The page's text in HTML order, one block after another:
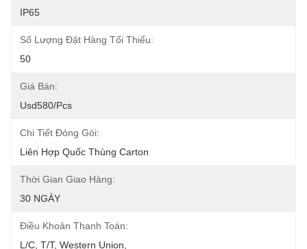
IP65
Số Lượng Đặt Hàng Tối Thiểu:
50
Giá Bán:
Usd580/pcs
Chi Tiết Đóng Gói:
Liên Hợp Quốc Thùng Carton
Thời Gian Giao Hàng:
30 NGÀY
Điều Khoản Thanh Toán:
L/C, T/T, Western Union,